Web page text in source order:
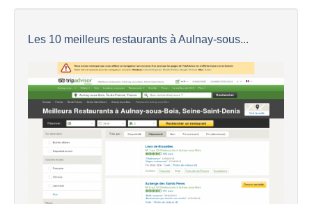
Les 10 meilleurs restaurants à Aulnay-sous...